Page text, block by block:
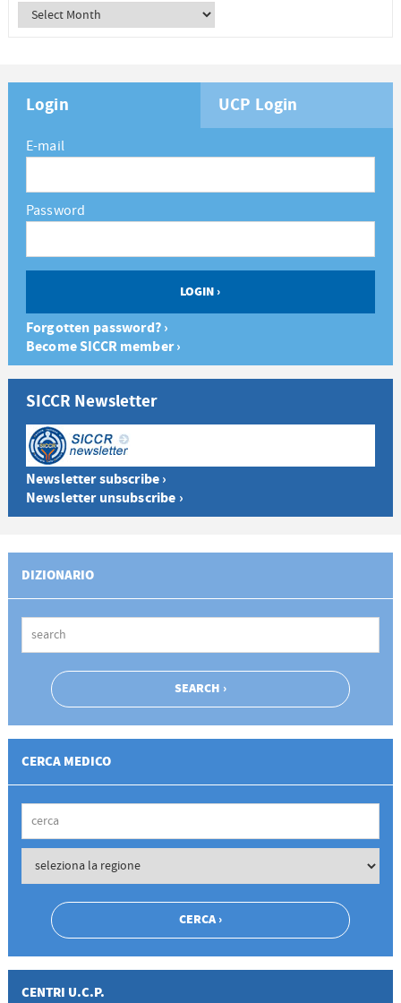
Login UCP Login
E-mail
Password
Forgotten password? ›
Become SICCR member ›
SICCR Newsletter
Newsletter subscribe ›
Newsletter unsubscribe ›
DIZIONARIO
CERCA MEDICO
CENTRI U.C.P.